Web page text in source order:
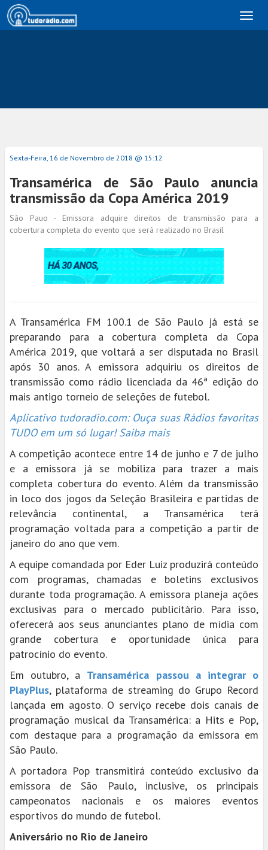
Sexta-Feira, 16 de Novembro de 2018 @ 15:12
Transamérica de São Paulo anuncia
transmissão da Copa América 2019
São Pauo - Emissora adquire direitos de transmissão para a
cobertura completa do evento que será realizado no Brasil
A Transamérica FM 100.1 de São Paulo já está se
preparando para a cobertura completa da Copa
América 2019, que voltará a ser disputada no Brasil
após 30 anos. A emissora adquiriu os direitos de
transmissão como rádio licenciada da 46ª edição do
mais antigo torneio de seleções de futebol.
Aplicativo tudoradio.com: Ouça suas Rádios favoritas
TUDO em um só lugar! Saiba mais
A competição acontece entre 14 de junho e 7 de julho
e a emissora já se mobiliza para trazer a mais
completa cobertura do evento. Além da transmissão
in loco dos jogos da Seleção Brasileira e partidas de
relevância continental, a Transamérica terá
programação voltada para a competição a partir de
janeiro do ano que vem.
A equipe comandada por Eder Luiz produzirá conteúdo
com programas, chamadas e boletins exclusivos
durante toda programação. A emissora planeja ações
exclusivas para o mercado publicitário. Para isso,
oferecerá aos seus anunciantes plano de mídia com
grande cobertura e oportunidade única para
patrocínio do evento.
Em outubro, a Transamérica passou a integrar o
PlayPlus, plataforma de streaming do Grupo Record
lançada em agosto. O serviço recebe dois canais de
programação musical da Transamérica: a Hits e Pop,
com destaque para a programação da emissora em
São Paulo.
A portadora Pop transmitirá conteúdo exclusivo da
emissora de São Paulo, inclusive, os principais
campeonatos nacionais e os maiores eventos
esportivos do mundo de futebol.
Aniversário no Rio de Janeiro